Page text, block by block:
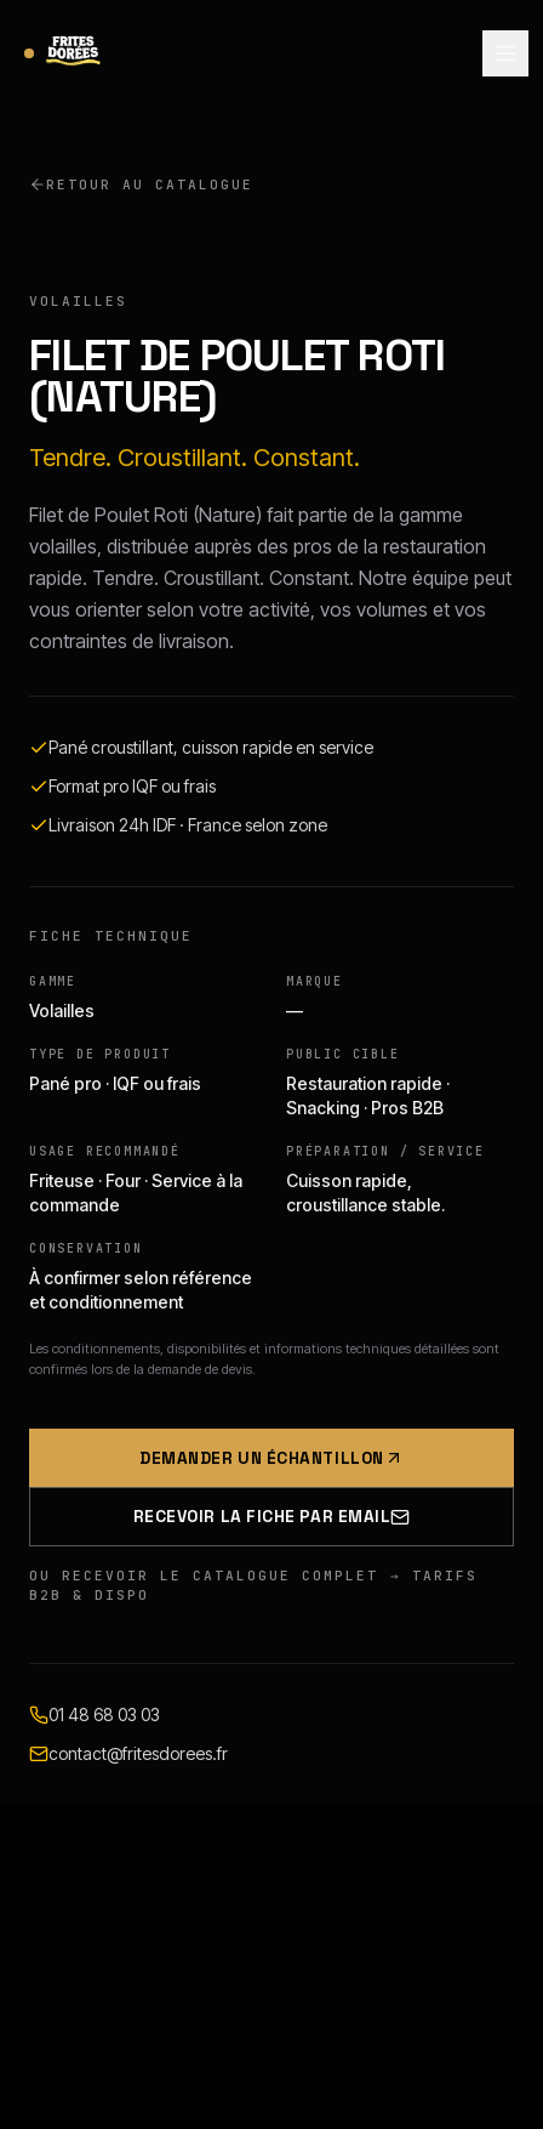
RETOUR AU CATALOGUE
VOLAILLES
FILET DE POULET ROTI
(NATURE)
Tendre. Croustillant. Constant.
Filet de Poulet Roti (Nature) fait partie de la gamme
volailles, distribuée auprès des pros de la restauration
rapide. Tendre. Croustillant. Constant. Notre équipe peut
vous orienter selon votre activité, vos volumes et vos
contraintes de livraison.
Pané croustillant, cuisson rapide en service
Format pro IQF ou frais
Livraison 24h IDF · France selon zone
FICHE TECHNIQUE
GAMME
Volailles
MARQUE
—
TYPE DE PRODUIT
Pané pro · IQF ou frais
PUBLIC CIBLE
Restauration rapide ·
Snacking · Pros B2B
USAGE RECOMMANDÉ
Friteuse · Four · Service à la
commande
PRÉPARATION / SERVICE
Cuisson rapide,
croustillance stable.
CONSERVATION
À confirmer selon référence
et conditionnement
Les conditionnements, disponibilités et informations techniques détaillées sont
confirmés lors de la demande de devis.
DEMANDER UN ÉCHANTILLON
RECEVOIR LA FICHE PAR EMAIL
OU RECEVOIR LE CATALOGUE COMPLET → TARIFS
B2B & DISPO
01 48 68 03 03
contact@fritesdorees.fr